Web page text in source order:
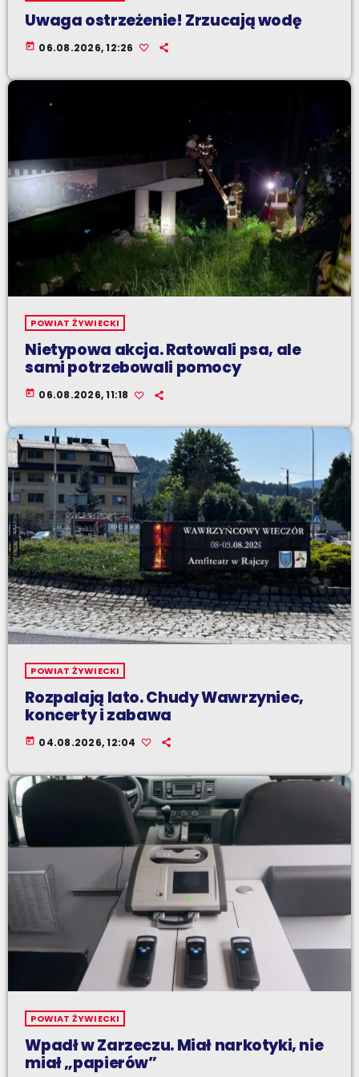
Uwaga ostrzeżenie! Zrzucają wodę
today 06.08.2026, 12:26
POWIAT ŻYWIECKI
Nietypowa akcja. Ratowali psa, ale
sami potrzebowali pomocy
today 06.08.2026, 11:18
POWIAT ŻYWIECKI
Rozpalają lato. Chudy Wawrzyniec,
koncerty i zabawa
today 04.08.2026, 12:04
POWIAT ŻYWIECKI
Wpadł w Zarzeczu. Miał narkotyki, nie
miał „papierów”